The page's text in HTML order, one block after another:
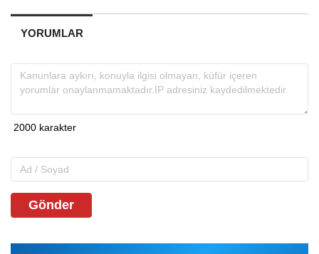
YORUMLAR
Gönder